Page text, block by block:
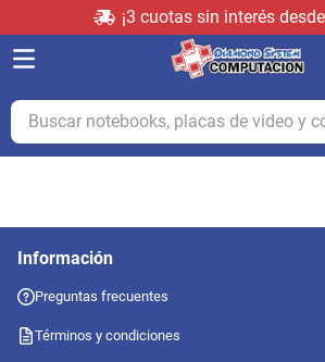
¡3 cuotas sin interés
Buscar notebooks, placas de video y
Información
Preguntas frecuentes
Términos y condiciones